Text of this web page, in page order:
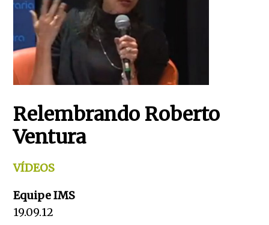
Relembrando Roberto
Ventura
VÍDEOS
Equipe IMS
19.09.12